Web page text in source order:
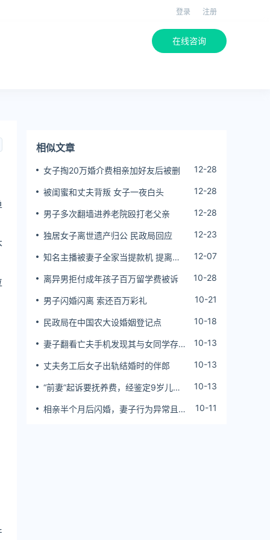
登录 注册
在线咨询
相似文章
女子掏20万婚介费相亲加好友后被删 12-28
被闺蜜和丈夫背叛 女子一夜白头 12-28
男子多次翻墙进养老院殴打老父亲 12-28
独居女子离世遗产归公 民政局回应 12-23
知名主播被妻子全家当提款机 提离婚
12-07
离异男拒付成年孩子百万留学费被诉 10-28
男子闪婚闪离 索还百万彩礼 10-21
民政局在中国农大设婚姻登记点 10-18
妻子翻看亡夫手机发现其与女同学存婚
10-13
丈夫务工后女子出轨结婚时的伴郎 10-13
“前妻”起诉要抚养费，经鉴定9岁儿子
10-13
相亲半个月后闪婚，妻子行为异常且持
10-11